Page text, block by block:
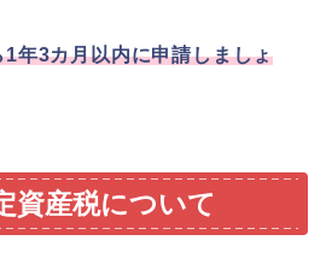
年3カ月以内に申請しましょ
資産税について